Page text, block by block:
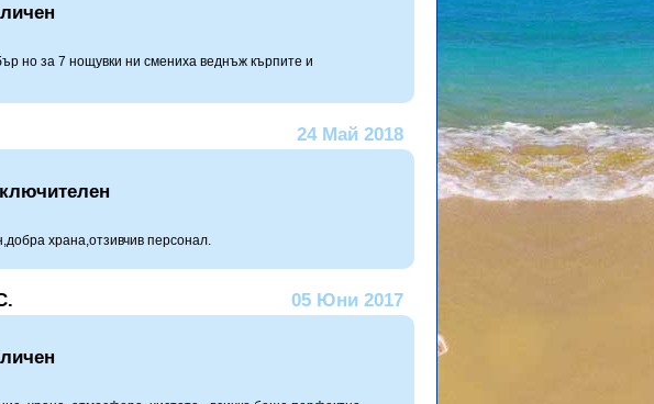
но за 7 нощувки ни смениха веднъж кърпите и
24 Май 2018
храна,отзивчив персонал.
05 Юни 2017